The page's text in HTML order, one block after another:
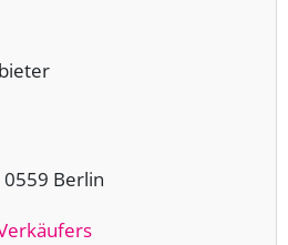
Berlin